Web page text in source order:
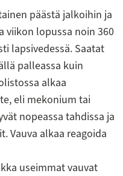
päästä jalkoihin ja
viikon lopussa noin 360
lapsivedessä. Saatat
palleassa kuin
alkaa
eli mekonium tai
nopeassa tahdissa ja
Vauva alkaa reagoida
useimmat vauvat